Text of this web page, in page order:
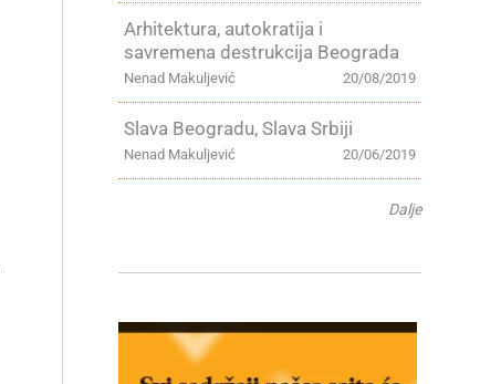
Arhitektura, autokratija i
savremena destrukcija Beograda
20/08/2019
Nenad Makuljević
Slava Beogradu, Slava Srbiji
20/06/2019
Nenad Makuljević
Dalje